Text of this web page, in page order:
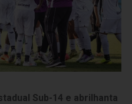
Sub-14 e abrilhanta